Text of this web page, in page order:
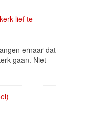
lief te
ernaar dat
gaan. Niet